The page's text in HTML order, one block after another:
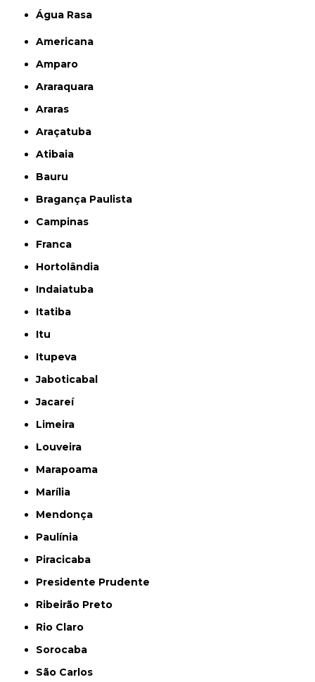
Água Rasa
Americana
Amparo
Araraquara
Araras
Araçatuba
Atibaia
Bauru
Bragança Paulista
Campinas
Franca
Hortolândia
Indaiatuba
Itatiba
Itu
Itupeva
Jaboticabal
Jacareí
Limeira
Louveira
Marapoama
Marília
Mendonça
Paulínia
Piracicaba
Presidente Prudente
Ribeirão Preto
Rio Claro
Sorocaba
São Carlos